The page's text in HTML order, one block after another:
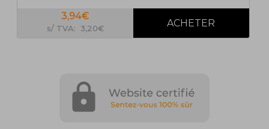
3,94€
s/ TVA: 3,20€